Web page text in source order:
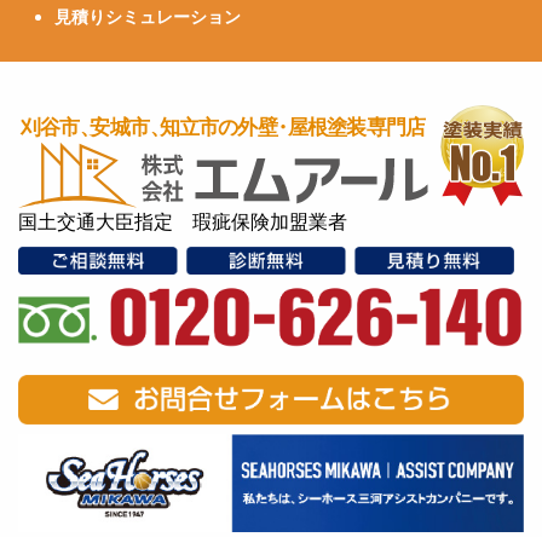
見積りシミュレーション
国土交通大臣指定 瑕疵保険加盟業者